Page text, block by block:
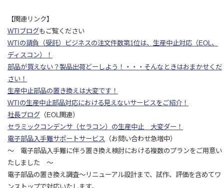
【関連リンク】
WTIブログもご覧ください
WTIの請負（受託）ビジネスの注文件数第1位は、生産中止対応（EOL、
ディスコン）！
部品が買えない？製品出荷どーしよう！・・・そんなときはおまかせくだ
さい！
生産中止部品の置き換えは大変です！
WTIの生産中止部品対応における見えないサービスをご紹介！
社長ブログ （EOL関連）
セラミックコンデンサ（セラコン）の生産中止 大変ダー！
電子部品入手難サポートサービス （お問い合わせ急増中）
～ 電子部品入手難に伴う置き換え検討における複数のプランをご用意い
たしました ～
電子部品の置き換え調査～リニューアル設計まで、試作、評価を含めてワ